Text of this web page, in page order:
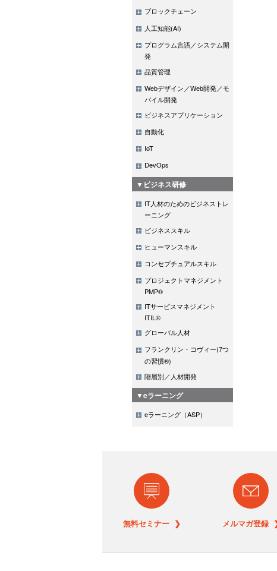
ブロックチェーン
人工知能(AI)
プログラム言語／システム開
発
品質管理
Webデザイン／Web開発／モ
バイル開発
ビジネスアプリケーション
自動化
IoT
DevOps
▼ビジネス研修
IT人材のためのビジネストレ
ーニング
ビジネススキル
ヒューマンスキル
コンセプチュアルスキル
プロジェクトマネジメント
PMP®
ITサービスマネジメント
ITIL®
グローバル人材
フランクリン・コヴィー(7つ
の習慣®)
階層別／人材開発
▼eラーニング
eラーニング（ASP）
無料セミナー ❯ メルマガ登録